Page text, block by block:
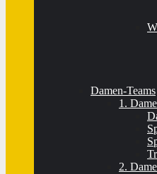
Damen-Teams
1.
2.